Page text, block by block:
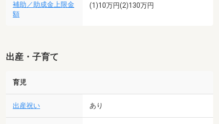
補助／助成金上限金
額
(1)10万円(2)130万円
出産・子育て
育児
出産祝い あり